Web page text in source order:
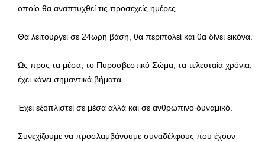
οποίο θα αναπτυχθεί τις προσεχείς ημέρες.
Θα λειτουργεί σε 24ωρη βάση, θα περιπολεί και θα δίνει εικόνα.
Ως προς τα μέσα, το Πυροσβεστικό Σώμα, τα τελευταία χρόνια,
έχει κάνει σημαντικά βήματα.
Έχει εξοπλιστεί σε μέσα αλλά και σε ανθρώπινο δυναμικό.
Συνεχίζουμε να προσλαμβάνουμε συναδέλφους που έχουν